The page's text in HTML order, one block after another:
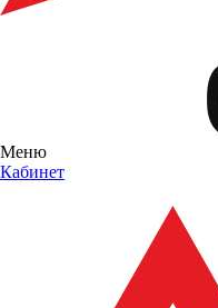
Меню
Кабинет